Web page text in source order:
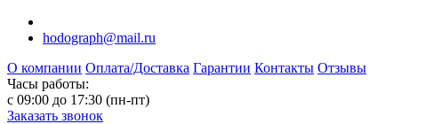
hodograph@mail.ru
О компании Оплата/Доставка Гарантии Контакты Отзывы
Часы работы:
c 09:00 до 17:30 (пн-пт)
Заказать звонок